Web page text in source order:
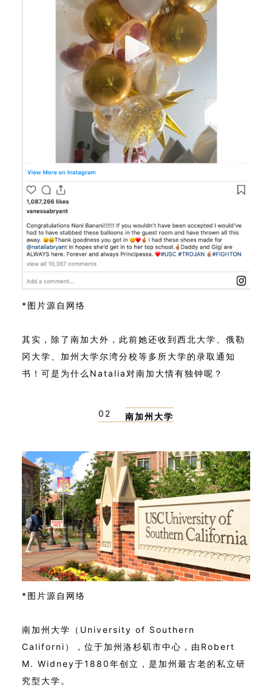
*图片源自网络
其实，除了南加大外，此前她还收到西北大学、俄勒
冈大学、加州大学尔湾分校等多所大学的录取通知
书！可是为什么Natalia对南加大情有独钟呢？
02 南加州大学
*图片源自网络
南加州大学（University of Southern
Californi），位于加州洛杉矶市中心，由Robert
M. Widney于1880年创立，是加州最古老的私立研
究型大学。